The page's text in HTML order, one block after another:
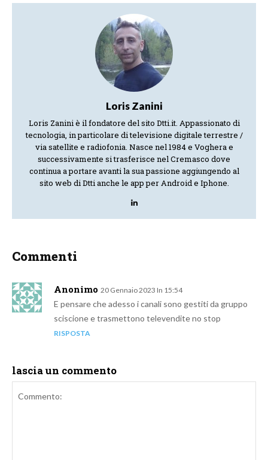
Loris Zanini
Loris Zanini è il fondatore del sito Dtti.it. Appassionato di
tecnologia, in particolare di televisione digitale terrestre /
via satellite e radiofonia. Nasce nel 1984 e Voghera e
successivamente si trasferisce nel Cremasco dove
continua a portare avanti la sua passione aggiungendo al
sito web di Dtti anche le app per Android e Iphone.
Commenti
Anonimo 20 Gennaio 2023 In 15:54
E pensare che adesso i canali sono gestiti da gruppo
sciscione e trasmettono televendite no stop
RISPOSTA
lascia un commento